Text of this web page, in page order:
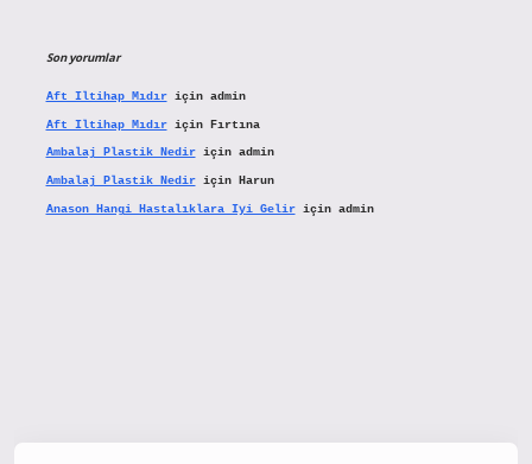
Son yorumlar
Aft Iltihap Mıdıriçin admin
Aft Iltihap Mıdıriçin Fırtına
Ambalaj Plastik Nediriçin admin
Ambalaj Plastik Nediriçin Harun
Anason Hangi Hastalıklara Iyi Geliriçin admin